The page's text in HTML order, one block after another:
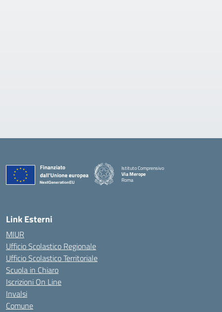
Istituto Comprensivo
Via Merope
Roma
Link Esterni
MIUR
Ufficio Scolastico Regionale
Ufficio Scolastico Territoriale
Scuola in Chiaro
Iscrizioni On Line
Invalsi
Comune